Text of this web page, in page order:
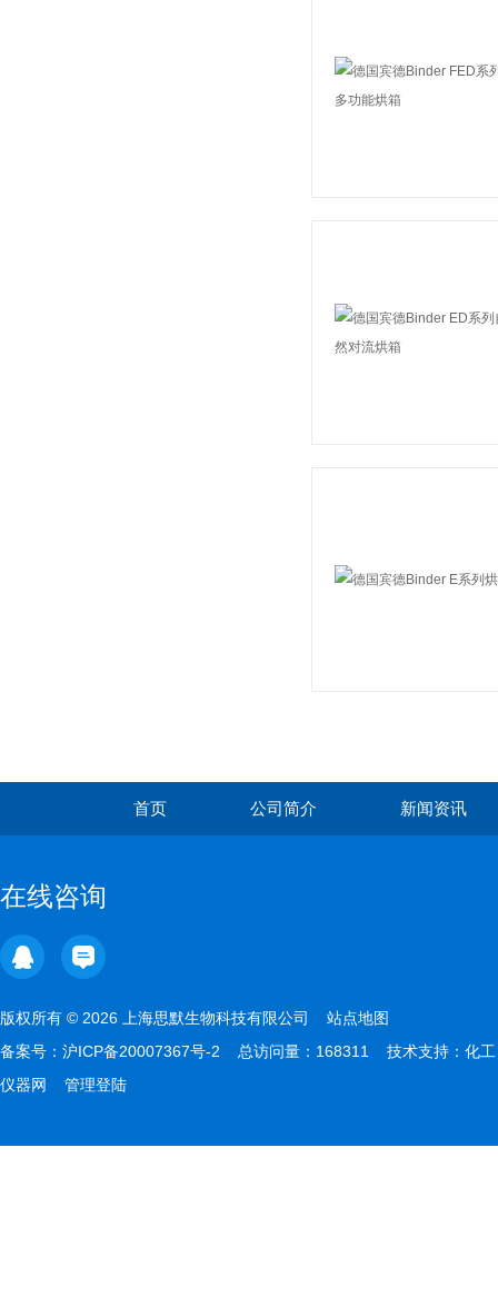
首页 公司简介 新闻资讯
在线咨询
版权所有 © 2026 上海思默生物科技有限公司 站点地图
备案号： 沪ICP备20007367号-2 总访问量：168311 技术支持： 化工
仪器网
管理登陆